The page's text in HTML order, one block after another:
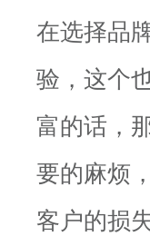
在选择品
验，这个
富的话，
要的麻烦
客户的损